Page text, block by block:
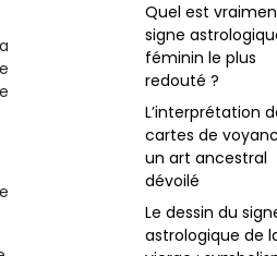
Quel est
signe
féminin le plus
redouté ?
L’interprétation
cartes de
un art ancestral
dévoilé
Le dessin du
astrologique de